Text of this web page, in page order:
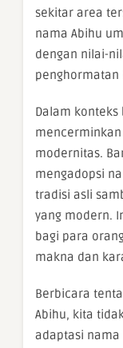
sekitar area
nama Abihu
dengan nilai-
penghormatan
Dalam
modernitas.
mengadopsi
tradisi asli
yang modern.
bagi para
makna dan
Berbicara
Abihu, kita
adaptasi